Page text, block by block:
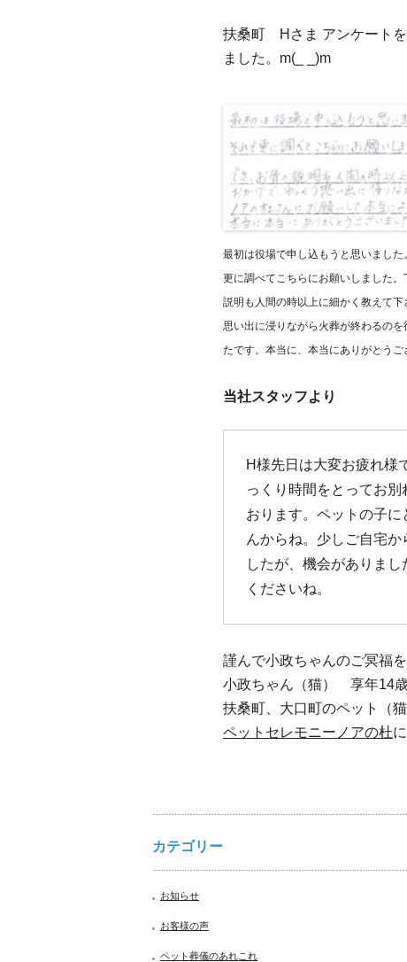
扶桑町 Hさま アンケート
ました。m(_ _)m
最初は役場で申し込もうと思いまし
更に調べてこちらにお願いしました
説明も人間の時以上に細かく教えて
思い出に浸りながら火葬が終わるの
たです。本当に、本当にありがとうご
当社スタッフより
H様先日は大変お疲れ様
っくり時間をとってお
おります。ペットの子
んからね。少しご自宅
したが、機会がありま
くださいね。
謹んで小政ちゃんのご冥福
小政ちゃん（猫） 享年14
扶桑町、大口町のペット（
ペットセレモニーノアの杜
カテゴリー
お知らせ
お客様の声
ペット葬儀のあれこれ